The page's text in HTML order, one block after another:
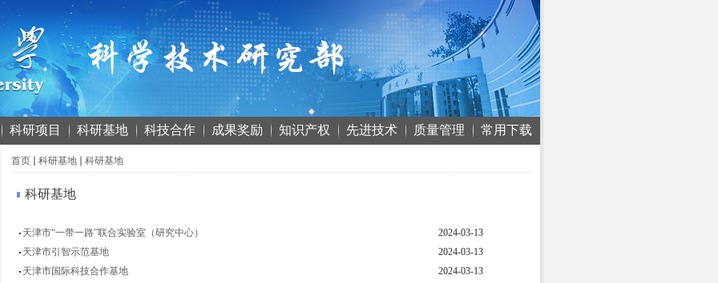
科研项目 科研基地 科技合作 成果奖励 知识产权 先进技术 质量管理 常用下载
首页 科研基地 科研基地
科研基地
天津市“一带一路”联合实验室（研究中心）
2024-03-13
天津市引智示范基地
2024-03-13
天津市国际科技合作基地
2024-03-13